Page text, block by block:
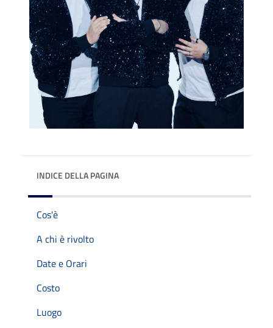
INDICE DELLA PAGINA
Cos'è
A chi è rivolto
Date e Orari
Costo
Luogo